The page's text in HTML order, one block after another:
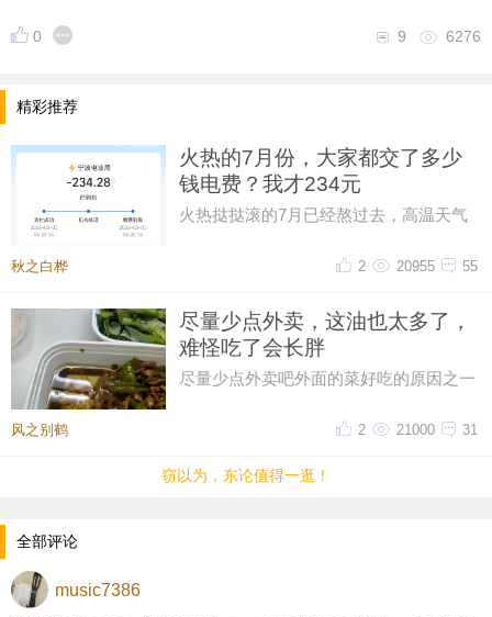
0 6276
9
精彩推荐
火热的7月份，大家都交了多少
钱电费？我才234元
火热挞挞滚的7月已经熬过去，高温天气
超300，昨天一看帐单才234元。
秋之白桦 55
20955
2
尽量少点外卖，这油也太多了，
难怪吃了会长胖
尽量少点外卖吧外面的菜好吃的原因之一
风之别鹤 31
21000
2
窃以为，东论值得一逛！
全部评论
music7386